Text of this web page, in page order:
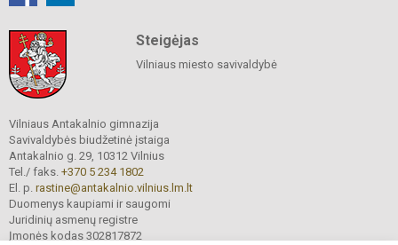
Steigėjas
Vilniaus miesto savivaldybė
Vilniaus Antakalnio gimnazija
Savivaldybės biudžetinė įstaiga
Antakalnio g. 29, 10312 Vilnius
Tel./ faks. +370 5 234 1802
El. p. rastine@antakalnio.vilnius.lm.lt
Duomenys kaupiami ir saugomi
Juridinių asmenų registre
Įmonės kodas 302817872